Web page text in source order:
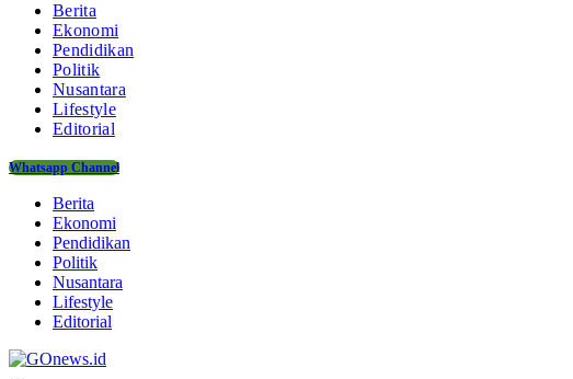
Berita
Ekonomi
Pendidikan
Politik
Nusantara
Lifestyle
Editorial
Whatsapp Channel
Berita
Ekonomi
Pendidikan
Politik
Nusantara
Lifestyle
Editorial